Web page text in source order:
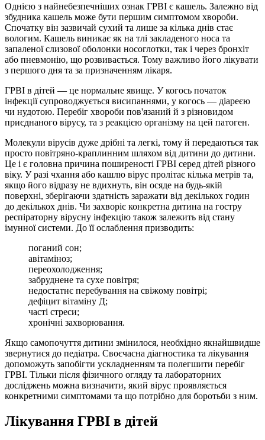
Однією з найнебезпечніших ознак ГРВІ є кашель. Залежно від
збудника кашель може бути першим симптомом хвороби.
Спочатку він зазвичай сухий та лише за кілька днів стає
вологим. Кашель виникає як на тлі закладеного носа та
запаленої слизової оболонки носоглотки, так і через бронхіт
або пневмонію, що розвивається. Тому важливо його лікувати
з першого дня та за призначенням лікаря.
ГРВІ в дітей — це нормальне явище. У когось початок
інфекції супроводжується висипаннями, у когось — діареєю
чи нудотою. Перебіг хвороби пов'язаний й з різновидом
приєднаного вірусу, та з реакцією організму на цей патоген.
Молекули вірусів дуже дрібні та легкі, тому й передаються так
просто повітряно-краплинним шляхом від дитини до дитини.
Це і є головна причина поширеності ГРВІ серед дітей різного
віку. У разі чхання або кашлю вірус пролітає кілька метрів та,
якщо його відразу не вдихнуть, він осяде на будь-якій
поверхні, зберігаючи здатність заражати від декількох годин
до декількох днів. Чи захворіє конкретна дитина на гостру
респіраторну вірусну інфекцію також залежить від стану
імунної системи. До її ослаблення призводить:
поганий сон;
авітаміноз;
переохолодження;
забруднене та сухе повітря;
недостатнє перебування на свіжому повітрі;
дефіцит вітаміну Д;
часті стреси;
хронічні захворювання.
Якщо самопочуття дитини змінилося, необхідно якнайшвидше
звернутися до педіатра. Своєчасна діагностика та лікування
допоможуть запобігти ускладненням та полегшити перебіг
ГРВІ. Тільки після фізичного огляду та лабораторних
досліджень можна визначити, який вірус проявляється
конкретними симптомами та що потрібно для боротьби з ним.
Лікування ГРВІ в дітей